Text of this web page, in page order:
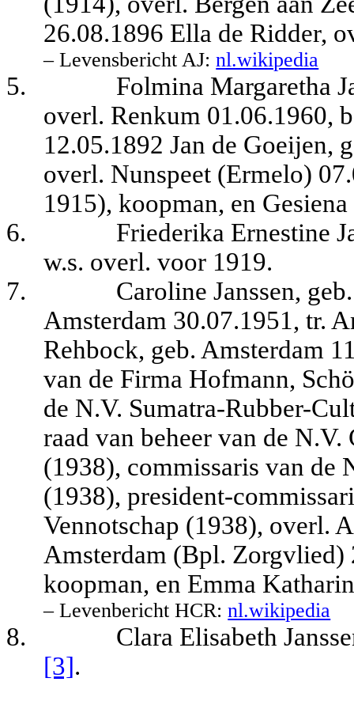
26.08.1896 Ella de Ridder,
– Levensbericht AJ:nl.wikipedia
5.
Folmina Margaretha
overl. Renkum 01.06.1960,
12.05.1892 Jan de Goeijen,
overl. Nunspeet (Ermelo)
1915), koopman, en
6.
Friederika Ernestine
w.s. overl. voor 1919.
7.
Caroline Janssen,
Amsterdam 30.07.1951, tr.
Rehbock, geb. Amsterdam
van de Firma Hofmann,
de N.V. Sumatra-Rubber-
raad van beheer van de
(1938), commissaris van de
(1938), president-
Vennotschap (1938), overl.
Amsterdam (Bpl. Zorgvlied)
koopman, en Emma
– Levenbericht HCR:nl.wikipedia
8. Clara Elisabeth
[3].